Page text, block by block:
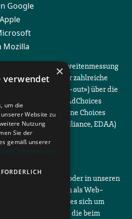
Google
Mozilla
Erfolgs- und Reichweitenmessung
werden, ist für zahlreiche
Widerspruch («Opt-out») über die
(NAI), YourAdChoices
oder Your Online Choices
Advertising Alliance, EDAA)
unserer Website oder in unseren
werden auch als Web-
Zählpixeln handelt es sich um
sichtbare Bilder, die beim
×
verwendet
um die
Website zu
Nutzung
Sie der
gemäß unserer
Informationen